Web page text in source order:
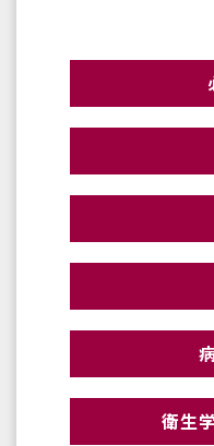
衛生